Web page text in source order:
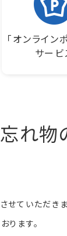
「オンライン
サービ
忘れ物
ていただきま
ります。